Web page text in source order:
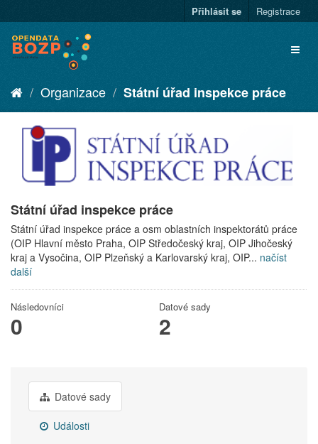
Přihlásit se Registrace
Organizace Státní úřad inspekce práce
Státní úřad inspekce práce
Státní úřad inspekce práce a osm oblastních inspektorátů práce
(OIP Hlavní město Praha, OIP Středočeský kraj, OIP Jihočeský
kraj a Vysočina, OIP Plzeňský a Karlovarský kraj, OIP... načíst
další
Následovníci
0
Datové sady
2
Datové sady
Události